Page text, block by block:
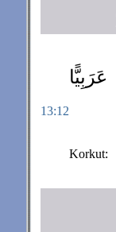
13:12
عَرَبِيًّا
Korkut: